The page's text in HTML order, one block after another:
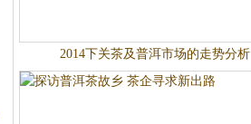
2014下关茶及普洱市场的走势分析